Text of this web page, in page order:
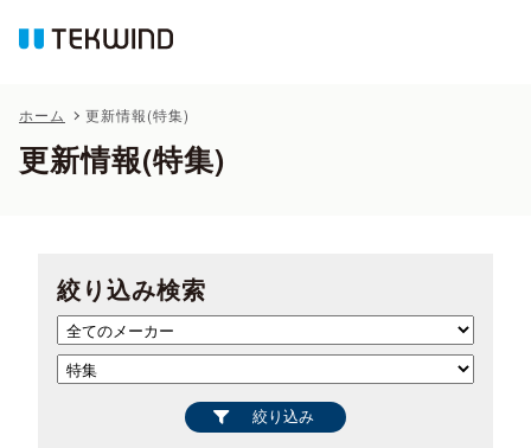
ホーム 更新情報(特集)
更新情報(特集)
絞り込み検索
絞り込み